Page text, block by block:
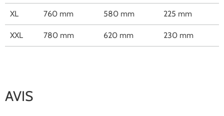
XL 760 mm 580 mm 225 mm
XXL 780 mm 620 mm 230 mm
AVIS